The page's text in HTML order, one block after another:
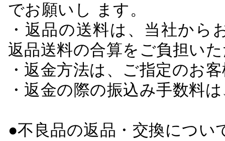
でお願いし ます。
・返品の送料は、当社か
返品送料の合算をご負担い
・返金方法は、ご指定のお
・返金の際の振込み手数料
●不良品の返品・交換につい